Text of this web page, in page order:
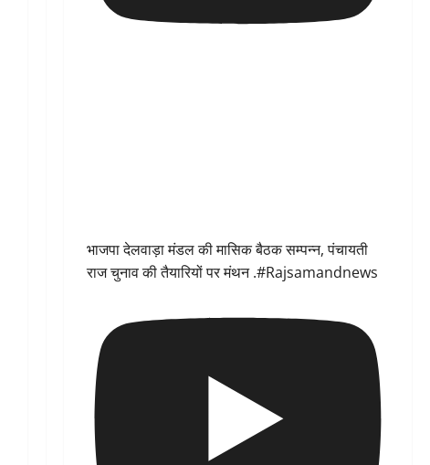
भाजपा देलवाड़ा मंडल की मासिक बैठक सम्पन्न, पंचायती
राज चुनाव की तैयारियों पर मंथन .#Rajsamandnews